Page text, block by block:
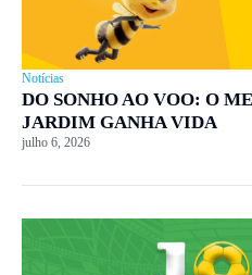
Notícias
DO SONHO AO VOO: O
JARDIM GANHA VIDA
julho 6, 2026